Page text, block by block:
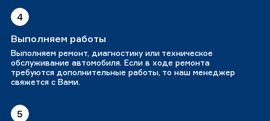
4
Выполняем работы
Выполняем ремонт, диагностику или техническое
обслуживание автомобиля. Если в ходе ремонта
требуются дополнительные работы, то наш менеджер
свяжется с Вами.
5